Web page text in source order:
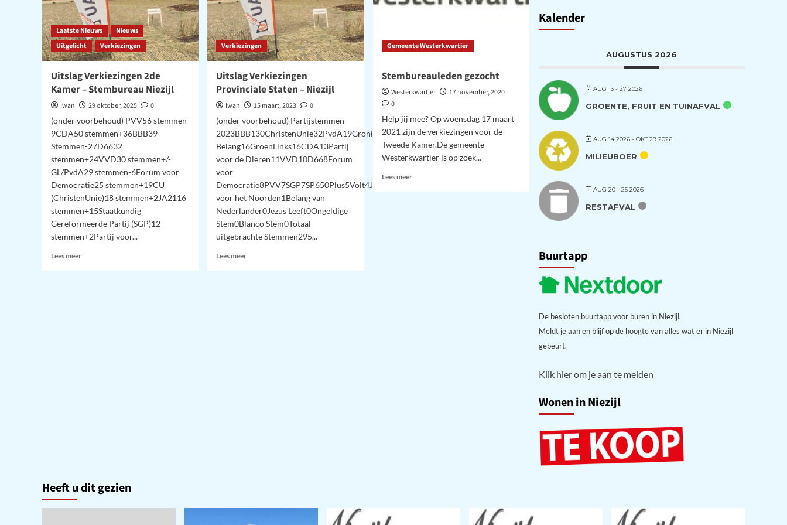
Laatste Nieuws
Nieuws
Uitgelicht
Verkiezingen
Uitslag Verkiezingen 2de
Kamer – Stembureau Niezijl
Iwan 29 oktober, 2025
0
(onder voorbehoud) PVV56 stemmen-
9CDA50 stemmen+36BBB39
Stemmen-27D6632
stemmen+24VVD30 stemmen+/-
GL/PvdA29 stemmen-6Forum voor
Democratie25 stemmen+19CU
(ChristenUnie)18 stemmen+2JA2116
stemmen+15Staatkundig
Gereformeerde Partij (SGP)12
stemmen+2Partij voor...
Lees meerLees
Verkiezingen
Uitslag Verkiezingen
Provinciale Staten – Niezijl
Iwan 15 maart, 2023
0
(onder voorbehoud) Partijstemmen
2023BBB130ChristenUnie32PvdA19Groninger
Belang16GroenLinks16CDA13Partij
voor de Dieren11VVD10D668Forum
voor
Democratie8PVV7SGP7SP650Plus5Volt4Ja212Partij
voor het Noorden1Belang van
Nederlander0Jezus Leeft0Ongeldige
Stem0Blanco Stem0Totaal
uitgebrachte Stemmen295...
Lees meerLees
Gemeente Westerkwartier
Stembureauleden gezocht
Westerkwartier
17 november, 2020
0
Help jij mee? Op woensdag 17 maart
2021 zijn de verkiezingen voor de
Tweede Kamer.De gemeente
Westerkwartier is op zoek...
Lees meerLees
Kalender
AUGUSTUS 2026
AUG 13 - 27 2026
GROENTE, FRUIT EN TUINAFVAL
AUG 14 2026- OKT 29 2026
MILIEUBOER
AUG 20 - 25 2026
RESTAFVAL
Buurtapp
De besloten buurtapp voor buren in Niezijl.
Meldt je aan en blijf op de hoogte van alles wat er in Niezijl
gebeurt.
Klik hier om je aan te melden
Wonen in Niezijl
Heeft u dit gezien